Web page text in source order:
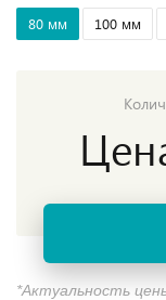
80 мм
100 мм
*Актуальность